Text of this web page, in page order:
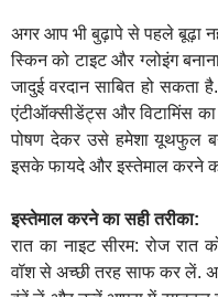
अगर आप भी बुढ़ापे से पहले बूढ़ा
स्किन को टाइट और ग्लोइंग
जादुई वरदान साबित हो
एंटीऑक्सीडेंट्स और विटामिंस
पोषण देकर उसे हमेशा यूथफुल
इसके फायदे और इस्तेमाल करने
इस्तेमाल करने का सही तरीका:
रात का नाइट सीरम: रोज
वॉश से अच्छी तरह साफ कर लें.